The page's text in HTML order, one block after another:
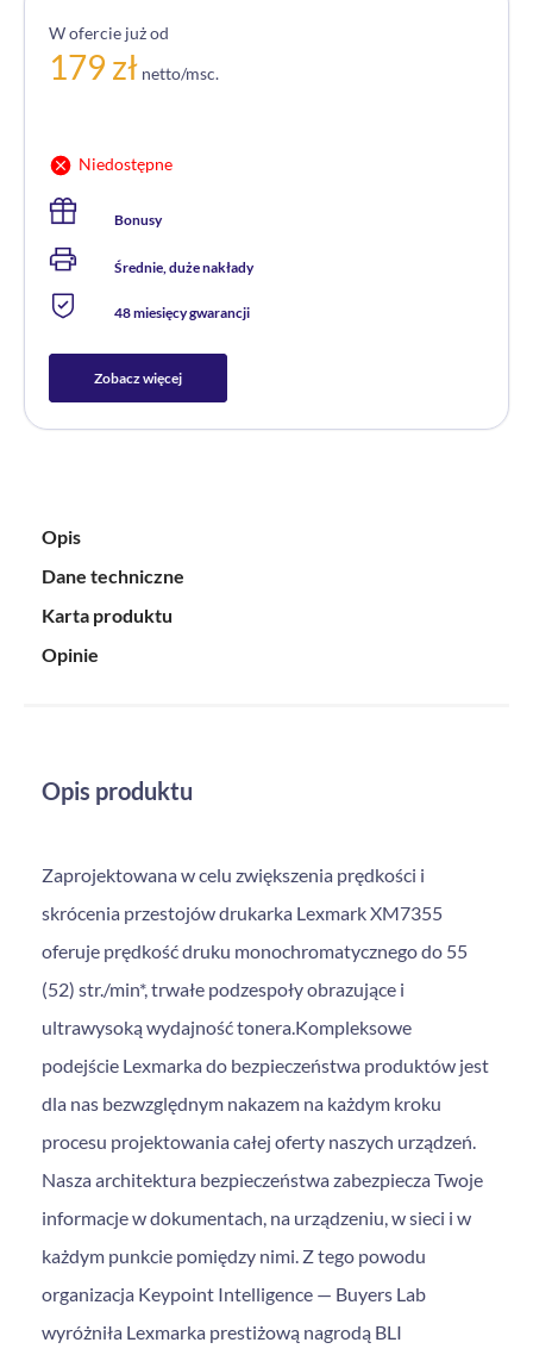
W ofercie już od
179 zł netto/msc.
Niedostępne
Bonusy
Średnie, duże nakłady
48 miesięcy gwarancji
Zobacz więcej
Opis
Dane techniczne
Karta produktu
Opinie
Opis produktu
Zaprojektowana w celu zwiększenia prędkości i
skrócenia przestojów drukarka Lexmark XM7355
oferuje prędkość druku monochromatycznego do 55
(52) str./min*, trwałe podzespoły obrazujące i
ultrawysoką wydajność tonera.Kompleksowe
podejście Lexmarka do bezpieczeństwa produktów jest
dla nas bezwzględnym nakazem na każdym kroku
procesu projektowania całej oferty naszych urządzeń.
Nasza architektura bezpieczeństwa zabezpiecza Twoje
informacje w dokumentach, na urządzeniu, w sieci i w
każdym punkcie pomiędzy nimi. Z tego powodu
organizacja Keypoint Intelligence — Buyers Lab
wyróżniła Lexmarka prestiżową nagrodą BLI